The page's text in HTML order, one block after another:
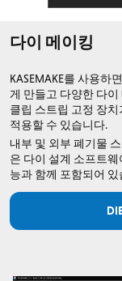
다이 메이킹
KASEMAKE를 사용하
게 만들고 다양한 다
클립 스트립 고정 장치
적용할 수 있습니다.
내부 및 외부 폐기물
은 다이 설계 소프트
능과 함께 포함되어 있